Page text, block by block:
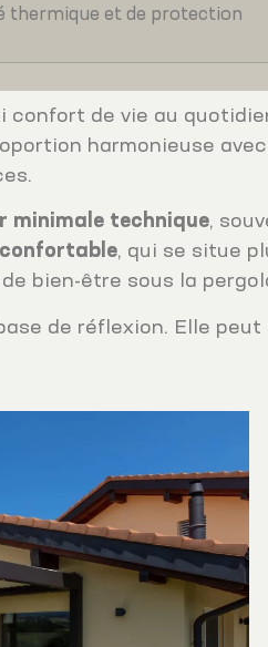
thermique et de protection
confort de vie au
harmonieuse
minimale technique,
, qui se situe
bien-être sous la
de réflexion. Elle